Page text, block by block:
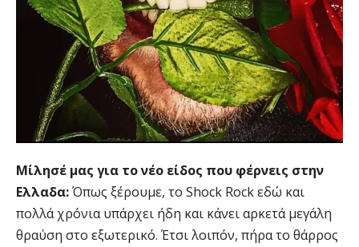
Μίλησέ μας για το νέο είδος που φέρνεις στην
Ελλαδα:Όπως ξέρουμε, το Shock Rock εδώ και
πολλά χρόνια υπάρχει ήδη και κάνει αρκετά μεγάλη
θραύση στο εξωτερικό. Έτσι λοιπόν, πήρα το θάρρος